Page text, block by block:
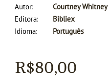
Autor
Courtney Whitney
Editora
Bibliex
Idioma
Português
R$80,00